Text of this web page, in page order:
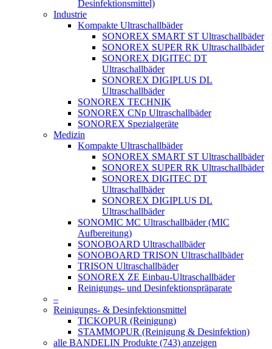
Desinfektionsmittel)
Industrie
Kompakte Ultraschallbäder
SONOREX SMART ST Ultraschallbäder
SONOREX SUPER RK Ultraschallbäder
SONOREX DIGITEC DT
Ultraschallbäder
SONOREX DIGIPLUS DL
Ultraschallbäder
SONOREX TECHNIK
SONOREX CNp Ultraschallbäder
SONOREX Spezialgeräte
Medizin
Kompakte Ultraschallbäder
SONOREX SMART ST Ultraschallbäder
SONOREX SUPER RK Ultraschallbäder
SONOREX DIGITEC DT
Ultraschallbäder
SONOREX DIGIPLUS DL
Ultraschallbäder
SONOMIC MC Ultraschallbäder (MIC
Aufbereitung)
SONOBOARD Ultraschallbäder
SONOBOARD TRISON Ultraschallbäder
TRISON Ultraschallbäder
SONOREX ZE Einbau-Ultraschallbäder
Reinigungs- und Desinfektionspräparate
–
Reinigungs- & Desinfektionsmittel
TICKOPUR (Reinigung)
STAMMOPUR (Reinigung & Desinfektion)
alle BANDELIN Produkte (743) anzeigen